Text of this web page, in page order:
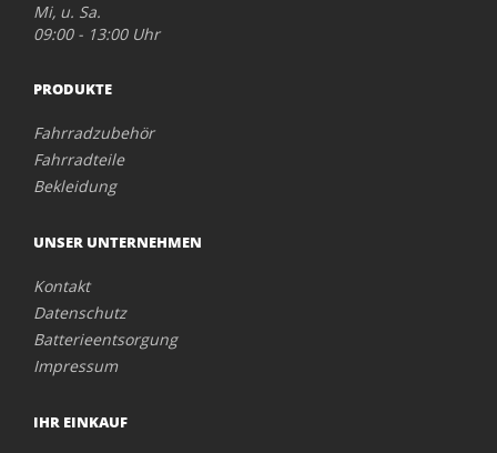
Mi, u. Sa.
09:00 - 13:00 Uhr
PRODUKTE
Fahrradzubehör
Fahrradteile
Bekleidung
UNSER UNTERNEHMEN
Kontakt
Datenschutz
Batterieentsorgung
Impressum
IHR EINKAUF